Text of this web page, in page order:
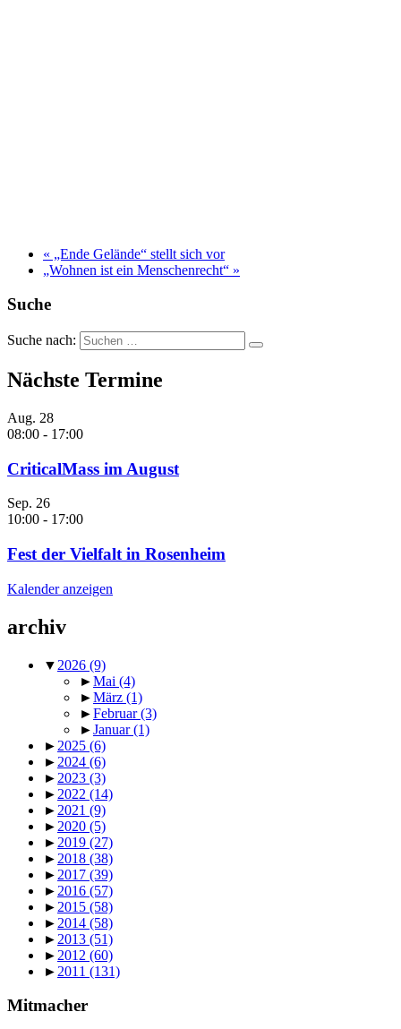
« „Ende Gelände“ stellt sich vor
„Wohnen ist ein Menschenrecht“ »
Suche
Suche nach:
Nächste Termine
Aug. 28
08:00 - 17:00
CriticalMass im August
Sep. 26
10:00 - 17:00
Fest der Vielfalt in Rosenheim
Kalender anzeigen
archiv
▼ 2026 (9)
►Mai (4)
►März (1)
►Februar(3)
►Januar(1)
► 2025 (6)
► 2024 (6)
► 2023 (3)
► 2022 (14)
► 2021 (9)
► 2020 (5)
► 2019 (27)
► 2018 (38)
► 2017 (39)
► 2016 (57)
► 2015 (58)
► 2014 (58)
► 2013 (51)
► 2012 (60)
► 2011 (131)
Mitmacher